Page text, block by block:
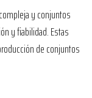
y conjuntos
y fiabilidad. Estas
de conjuntos